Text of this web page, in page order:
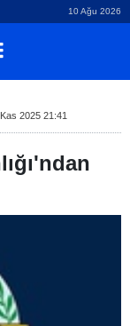
10 Ağu 2026
2025 21:41